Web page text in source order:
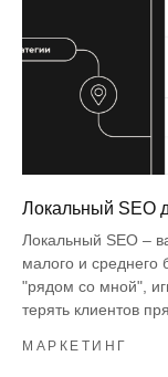
Локальный SEO
Локальный SEO –
малого и среднего
"рядом со мной",
терять клиентов
МАРКЕТИНГ